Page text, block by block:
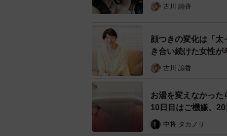
古川 諭香
顔つきの変化は「
き合い続けた女性
エール
古川 諭香
お湯を変えなかっ
10日目はご機嫌、
中将 タカノリ